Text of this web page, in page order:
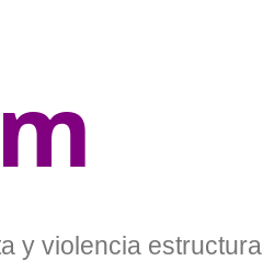
y violencia estructural